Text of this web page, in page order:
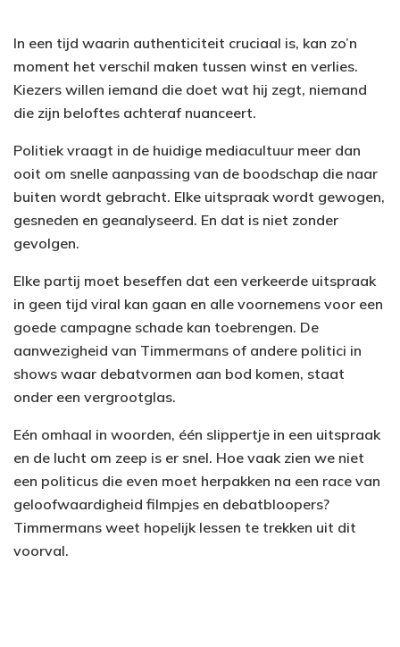
In een tijd waarin authenticiteit cruciaal is, kan zo’n
moment het verschil maken tussen winst en verlies.
Kiezers willen iemand die doet wat hij zegt, niemand
die zijn beloftes achteraf nuanceert.
Politiek vraagt in de huidige mediacultuur meer dan
ooit om snelle aanpassing van de boodschap die naar
buiten wordt gebracht. Elke uitspraak wordt gewogen,
gesneden en geanalyseerd. En dat is niet zonder
gevolgen.
Elke partij moet beseffen dat een verkeerde uitspraak
in geen tijd viral kan gaan en alle voornemens voor een
goede campagne schade kan toebrengen. De
aanwezigheid van Timmermans of andere politici in
shows waar debatvormen aan bod komen, staat
onder een vergrootglas.
Eén omhaal in woorden, één slippertje in een uitspraak
en de lucht om zeep is er snel. Hoe vaak zien we niet
een politicus die even moet herpakken na een race van
geloofwaardigheid filmpjes en debatbloopers?
Timmermans weet hopelijk lessen te trekken uit dit
voorval.